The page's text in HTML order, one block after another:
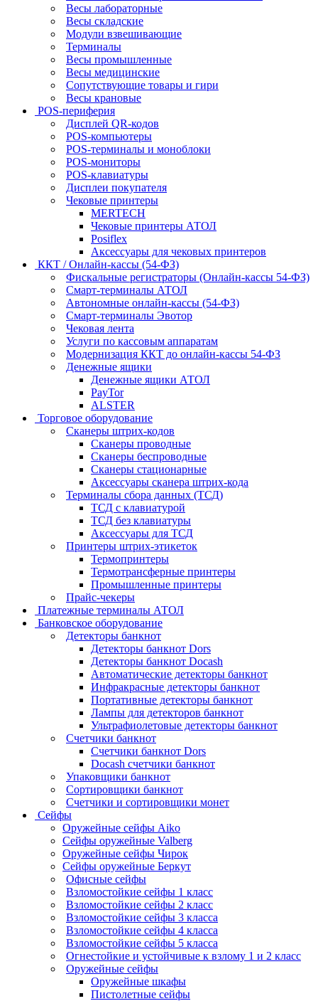
Весы лабораторные
Весы складские
Модули взвешивающие
Терминалы
Весы промышленные
Весы медицинские
Сопутствующие товары и гири
Весы крановые
POS-периферия
Дисплей QR-кодов
POS-компьютеры
POS-терминалы и моноблоки
POS-мониторы
POS-клавиатуры
Дисплеи покупателя
Чековые принтеры
MERTECH
Чековые принтеры АТОЛ
Posiflex
Аксессуары для чековых принтеров
ККТ / Онлайн-кассы (54-ФЗ)
Фискальные регистраторы (Онлайн-кассы 54-ФЗ)
Смарт-терминалы АТОЛ
Автономные онлайн-кассы (54-ФЗ)
Смарт-терминалы Эвотор
Чековая лента
Услуги по кассовым аппаратам
Модернизация ККТ до онлайн-кассы 54-ФЗ
Денежные ящики
Денежные ящики АТОЛ
PayTor
ALSTER
Торговое оборудование
Сканеры штрих-кодов
Сканеры проводные
Сканеры беспроводные
Сканеры стационарные
Аксессуары сканера штрих-кода
Терминалы сбора данных (ТСД)
ТСД с клавиатурой
ТСД без клавиатуры
Аксессуары для ТСД
Принтеры штрих-этикеток
Термопринтеры
Термотрансферные принтеры
Промышленные принтеры
Прайс-чекеры
Платежные терминалы АТОЛ
Банковское оборудование
Детекторы банкнот
Детекторы банкнот Dors
Детекторы банкнот Docash
Автоматические детекторы банкнот
Инфракрасные детекторы банкнот
Портативные детекторы банкнот
Лампы для детекторов банкнот
Ультрафиолетовые детекторы банкнот
Счетчики банкнот
Счетчики банкнот Dors
Docash счетчики банкнот
Упаковщики банкнот
Сортировщики банкнот
Счетчики и сортировщики монет
Сейфы
Оружейные сейфы Aiko
Сейфы оружейные Valberg
Оружейные сейфы Чирок
Сейфы оружейные Беркут
Офисные сейфы
Взломостойкие сейфы 1 класс
Взломостойкие сейфы 2 класс
Взломостойкие сейфы 3 класса
Взломостойкие сейфы 4 класса
Взломостойкие сейфы 5 класса
Огнестойкие и устойчивые к взлому 1 и 2 класс
Оружейные сейфы
Оружейные шкафы
Пистолетные сейфы